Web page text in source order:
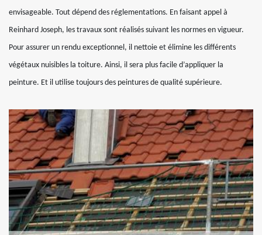
envisageable. Tout dépend des réglementations. En faisant appel à
Reinhard Joseph, les travaux sont réalisés suivant les normes en vigueur.
Pour assurer un rendu exceptionnel, il nettoie et élimine les différents
végétaux nuisibles la toiture. Ainsi, il sera plus facile d’appliquer la
peinture. Et il utilise toujours des peintures de qualité supérieure.